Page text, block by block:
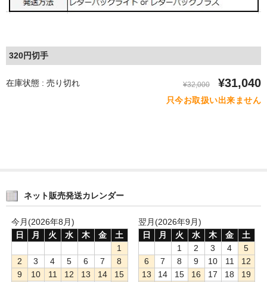
320円切手
在庫状態 : 売り切れ ¥32,000 ¥31,040
只今お取扱い出来ません
ネット販売発送カレンダー
今月(2026年8月)
日
月 火 水 木 金
土
1
2
3 4 5 6 7
8
9
10 11 12 13 14
15
翌月(2026年9月)
日
月 火 水 木 金
土
1
2 3 4
5
6
7 8 9 10 11
12
13
14 15 16 17 18
19